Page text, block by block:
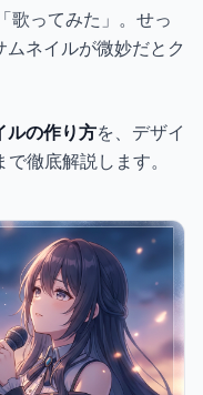
歌ってみた」。せっ
ネイルが微妙だとク
ルの作り方を、デザイ
徹底解説します。